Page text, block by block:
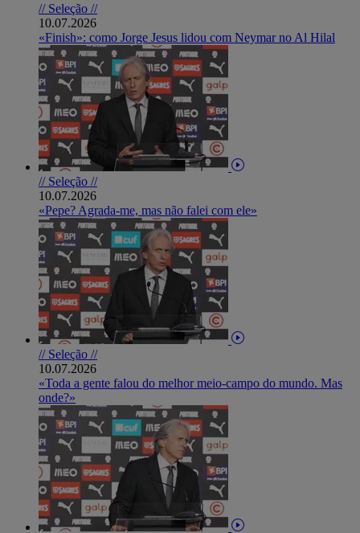
// Seleção //
10.07.2026
«Finish»: como Jorge Jesus lidou com Neymar no Al Hilal
// Seleção //
10.07.2026
«Pepe? Agrada-me, mas não falei com ele»
// Seleção //
10.07.2026
«Toda a gente falou do melhor meio-campo do mundo. Mas
onde?»